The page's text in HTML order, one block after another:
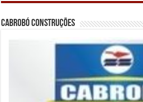
Cabrobó Construções